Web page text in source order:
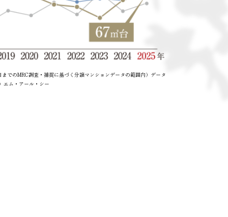
でのMRC調査・捕捉に基づく分譲マンションデータの範囲内）データ
エム・アール・シー